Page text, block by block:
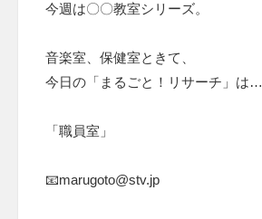
今週は〇〇教室シリーズ。
音楽室、保健室ときて、
今日の「まるごと！リサーチ」は…
「職員室」
📧marugoto@stv.jp